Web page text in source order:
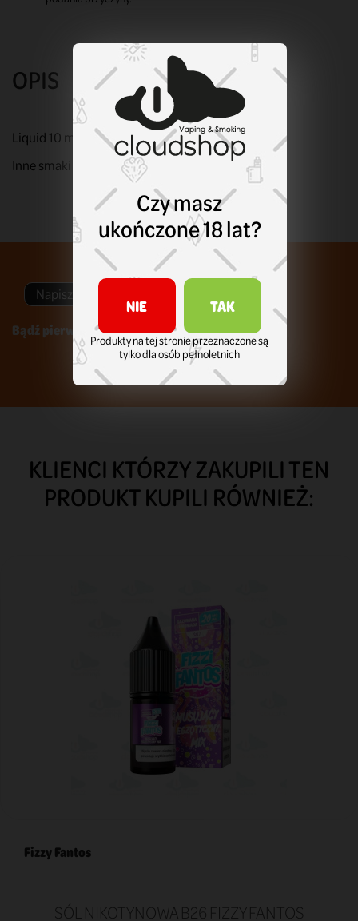
OPIS
Liquid 10 ml. Sól nikotynowa. Moc: 20 mg nikotyny.
Inne smaki Dark Line Salt?
Napisz swoją opinię
Bądź pierwszym który napisze recenzję !
KLIENCI KTÓRZY ZAKUPILI TEN
PRODUKT KUPILI RÓWNIEŻ:
Fizzy Fantos
SÓL NIKOTYNOWA B26 FIZZY FANTOS
Czy masz
ukończone 18 lat?
NIE TAK
Produkty na tej stronie przeznaczone są
tylko dla osób pełnoletnich